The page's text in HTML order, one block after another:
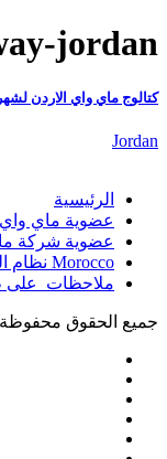
jordan
كتالوج ماي واي الاردن لشهري
Jordan
الرئيسية
عضوية ماي واي
عضوية شركة
Morocco نظام العمل في شركة ماي واي المغرب
ملاحظات على
جميع الحقوق محفوظة